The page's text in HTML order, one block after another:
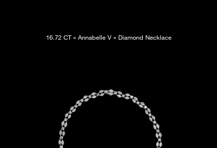
16.72 CT « Annabelle V » Diamond Necklace